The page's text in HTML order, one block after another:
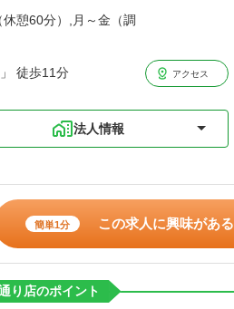
憩60分）,月～金（調
徒歩11分 アクセス
法人情報
簡単1分 この求人に興味がある
り店のポイント